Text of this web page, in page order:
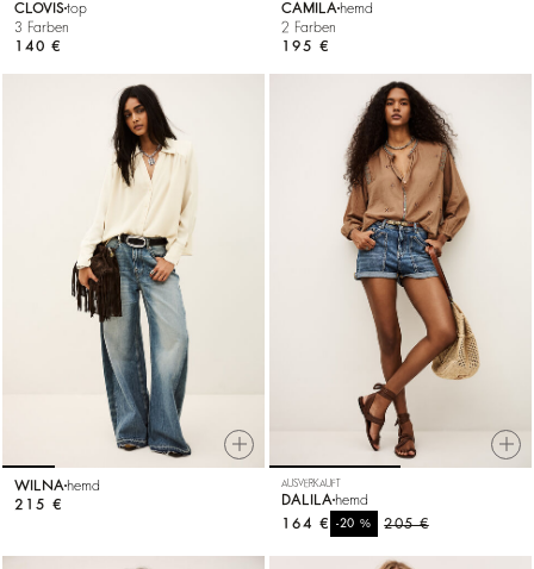
CLOVIStop
3 Farben
140 €
CAMILA hemd
2 Farben
195 €
WILNA hemd
215 €
AUSVERKAUFT
DALILA hemd
205 €
-20%
164 €